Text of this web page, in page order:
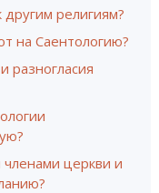
религиям?
на Саентологию?
разногласия
членами церкви и